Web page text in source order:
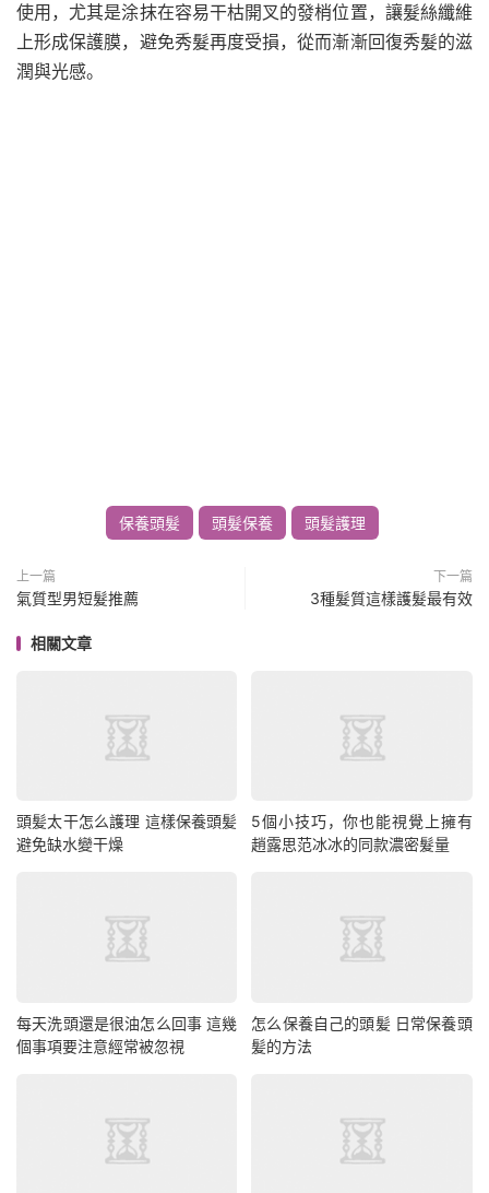
使用，尤其是涂抹在容易干枯開叉的發梢位置，讓髮絲纖維
上形成保護膜，避免秀髮再度受損，從而漸漸回復秀髮的滋
潤與光感。
保養頭髮 頭髮保養 頭髮護理
上一篇
氣質型男短髮推薦
下一篇
3種髮質這樣護髮最有效
相關文章
頭髪太干怎么護理 這樣保養頭髪
避免缺水變干燥
5個小技巧，你也能視覺上擁有
趙露思范冰冰的同款濃密髮量
每天洗頭還是很油怎么回事 這幾
個事項要注意經常被忽視
怎么保養自己的頭髪 日常保養頭
髪的方法